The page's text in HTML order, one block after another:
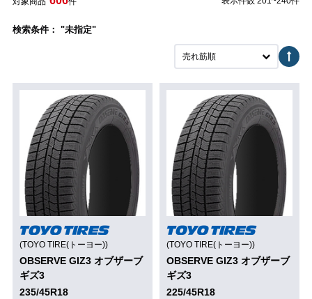
検索条件： "未指定"
売れ筋順
(TOYO TIRE(トーヨー))
OBSERVE GIZ3 オブザーブ
ギズ3
235/45R18
(TOYO TIRE(トーヨー))
OBSERVE GIZ3 オブザーブ
ギズ3
225/45R18